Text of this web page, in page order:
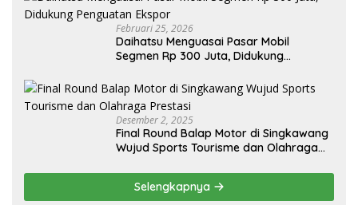
Februari 25, 2026
Daihatsu Menguasai Pasar Mobil
Segmen Rp 300 Juta, Didukung
Desember 2, 2025
Final Round Balap Motor di Singkawang
Wujud Sports Tourisme dan Olahraga
Selengkapnya